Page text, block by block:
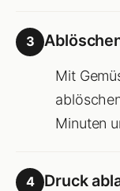
3
Mit
Minuten
4 Druck